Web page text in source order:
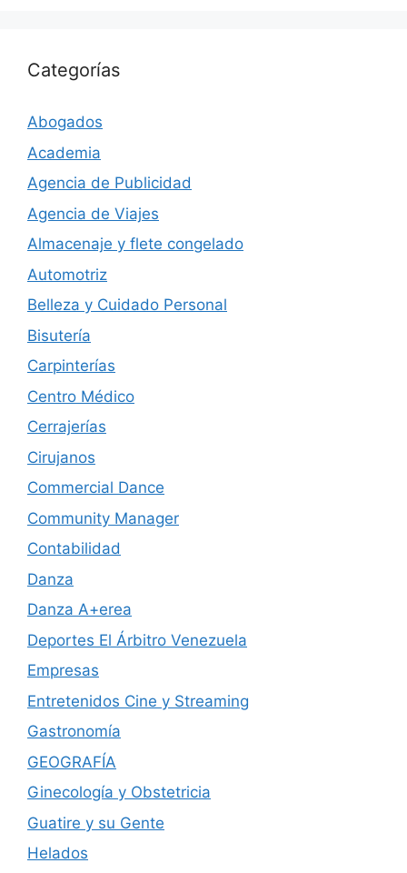
Categorías
Abogados
Academia
Agencia de Publicidad
Agencia de Viajes
Almacenaje y flete congelado
Automotriz
Belleza y Cuidado Personal
Bisutería
Carpinterías
Centro Médico
Cerrajerías
Cirujanos
Commercial Dance
Community Manager
Contabilidad
Danza
Danza A+erea
Deportes El Árbitro Venezuela
Empresas
Entretenidos Cine y Streaming
Gastronomía
GEOGRAFÍA
Ginecología y Obstetricia
Guatire y su Gente
Helados